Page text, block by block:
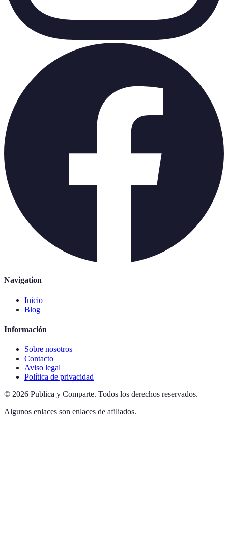
Navigation
Inicio
Blog
Información
Sobre nosotros
Contacto
Aviso legal
Política de privacidad
© 2026 Publica y Comparte. Todos los derechos reservados.
Algunos enlaces son enlaces de afiliados.